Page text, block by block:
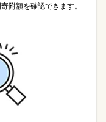
附額を確認できます。